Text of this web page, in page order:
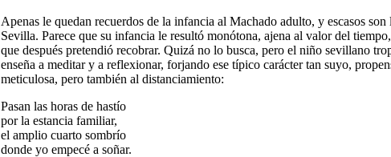
Apenas le quedan recuerdos de la infancia al Machado adulto, y escasos son
Sevilla. Parece que su infancia le resultó monótona, ajena al valor del
que después pretendió recobrar. Quizá no lo busca, pero el niño sevillano
enseña a meditar y a reflexionar, forjando ese típico carácter tan suyo,
meticulosa, pero también al distanciamiento:
Pasan las horas de hastío
por la estancia familiar,
el amplio cuarto sombrío
donde yo empecé a soñar.